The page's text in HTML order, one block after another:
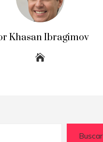
Khasan Ibragimov
Buscar